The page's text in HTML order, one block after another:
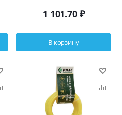
1 101.70₽
В корзину